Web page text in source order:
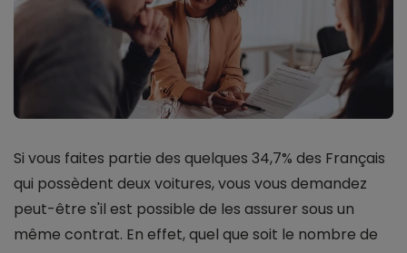
Si vous faites partie des quelques 34,7% des Français
qui possèdent deux voitures, vous vous demandez
peut-être s'il est possible de les assurer sous un
même contrat. En effet, quel que soit le nombre de